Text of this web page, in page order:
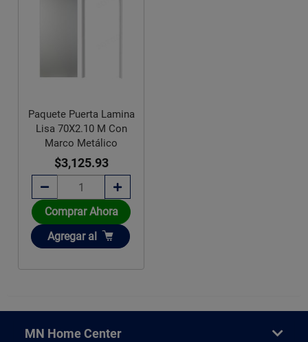
Paquete Puerta Lamina
Lisa 70X2.10 M Con
Marco Metálico
$3,125.93
Comprar Ahora
Añadir
Agregar al
MN Home Center